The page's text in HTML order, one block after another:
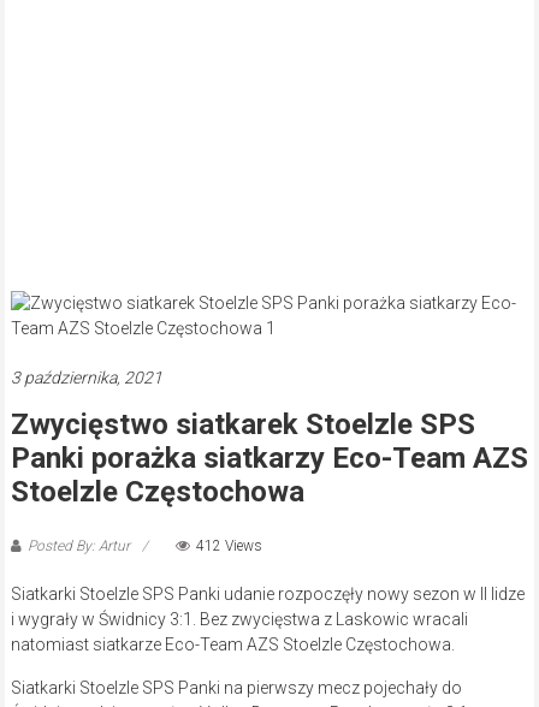
3 października, 2021
Zwycięstwo siatkarek Stoelzle SPS
Panki porażka siatkarzy Eco-Team AZS
Stoelzle Częstochowa
Posted By: Artur 412 Views
Siatkarki Stoelzle SPS Panki udanie rozpoczęły nowy sezon w II lidze
i wygrały w Świdnicy 3:1. Bez zwycięstwa z Laskowic wracali
natomiast siatkarze Eco-Team AZS Stoelzle Częstochowa.
Siatkarki Stoelzle SPS Panki na pierwszy mecz pojechały do